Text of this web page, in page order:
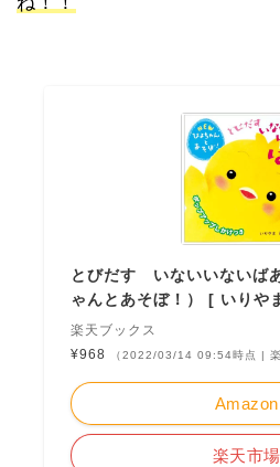
とびだす いないいないば
ゃんとあそぼ！） [ いりや
楽天ブックス
¥968
（2022/03/14 09:54時点 | 楽
Amazon
楽天市場